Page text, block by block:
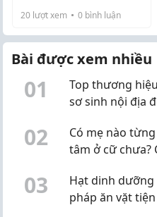
20 lượt xem 0 bình luận
Bài được xem nhiều
01
Top thương
sơ sinh nội địa
02
Có mẹ nào
tâm ở cữ chưa?
03
Hạt dinh dưỡng
pháp ăn vặt